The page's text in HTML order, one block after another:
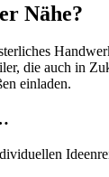
Nähe?
die auch in
einladen.